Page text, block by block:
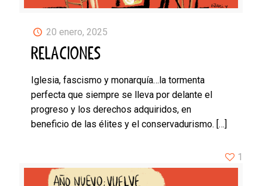
20 enero, 2025
RELACIONES
Iglesia, fascismo y monarquía…la tormenta
perfecta que siempre se lleva por delante el
progreso y los derechos adquiridos, en
beneficio de las élites y el conservadurismo. […]
1